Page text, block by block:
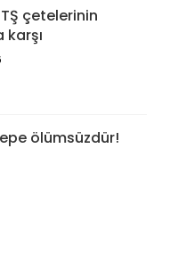
çetelerinin
karşı
ölümsüzdür!